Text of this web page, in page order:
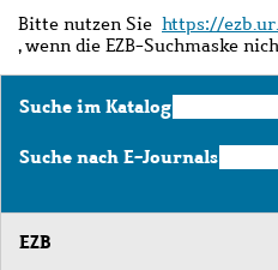
Bitte nutzen Sie https://
, wenn die EZB-Suchmaske
Suche im KatalogSuche
im
Katalog
Suche nach E-JournalsSuche
nach
EZB